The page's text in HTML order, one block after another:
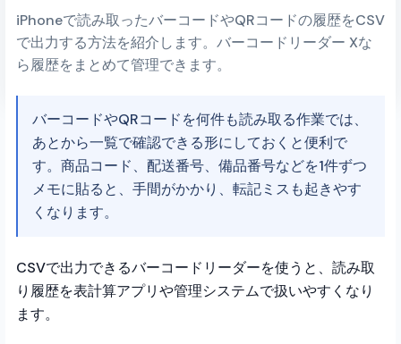
iPhoneで読み取ったバーコードやQRコードの履歴をCSV
で出力する方法を紹介します。バーコードリーダー Xな
ら履歴をまとめて管理できます。
バーコードやQRコードを何件も読み取る作業では、
あとから一覧で確認できる形にしておくと便利で
す。商品コード、配送番号、備品番号などを1件ずつ
メモに貼ると、手間がかかり、転記ミスも起きやす
くなります。
CSVで出力できるバーコードリーダーを使うと、読み取
り履歴を表計算アプリや管理システムで扱いやすくなり
ます。